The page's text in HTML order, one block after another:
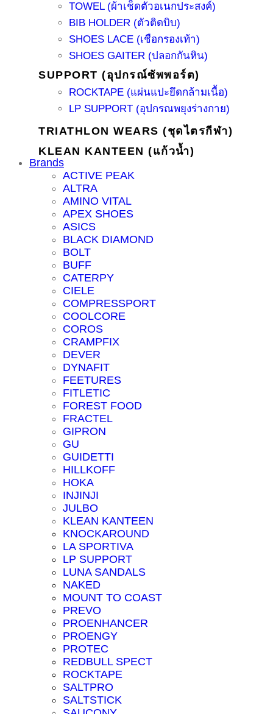
TOWEL (ผ้าเช็ดตัวอเนกประสงค์)
BIB HOLDER (ตัวติดบิบ)
SHOES LACE (เชือกรองเท้า)
SHOES GAITER (ปลอกกันหิน)
SUPPORT (อุปกรณ์ซัพพอร์ต)
ROCKTAPE (แผ่นแปะยึดกล้ามเนื้อ)
LP SUPPORT (อุปกรณพยุงร่างกาย)
TRIATHLON WEARS (ชุดไตรกีฬา)
KLEAN KANTEEN (แก้วน้ำ)
Brands
ACTIVE PEAK
ALTRA
AMINO VITAL
APEX SHOES
ASICS
BLACK DIAMOND
BOLT
BUFF
CATERPY
CIELE
COMPRESSPORT
COOLCORE
COROS
CRAMPFIX
DEVER
DYNAFIT
FEETURES
FITLETIC
FOREST FOOD
FRACTEL
GIPRON
GU
GUIDETTI
HILLKOFF
HOKA
INJINJI
JULBO
KLEAN KANTEEN
KNOCKAROUND
LA SPORTIVA
LP SUPPORT
LUNA SANDALS
NAKED
MOUNT TO COAST
PREVO
PROENHANCER
PROENGY
PROTEC
REDBULL SPECT
ROCKTAPE
SALTPRO
SALTSTICK